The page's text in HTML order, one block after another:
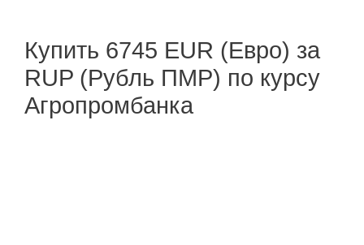
Купить 6745 EUR (Евро) за
RUP (Рубль ПМР) по курсу
Агропромбанка